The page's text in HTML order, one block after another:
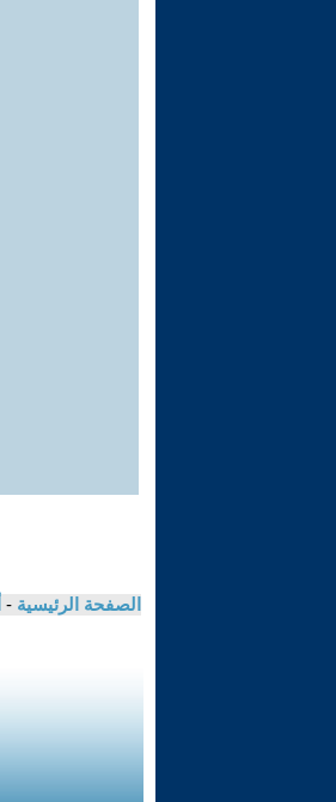
الصفحة الرئيسية -